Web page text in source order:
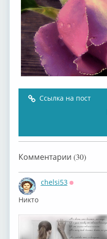
Ссылка на пост
Комментарии (30)
chelsi53
Никто